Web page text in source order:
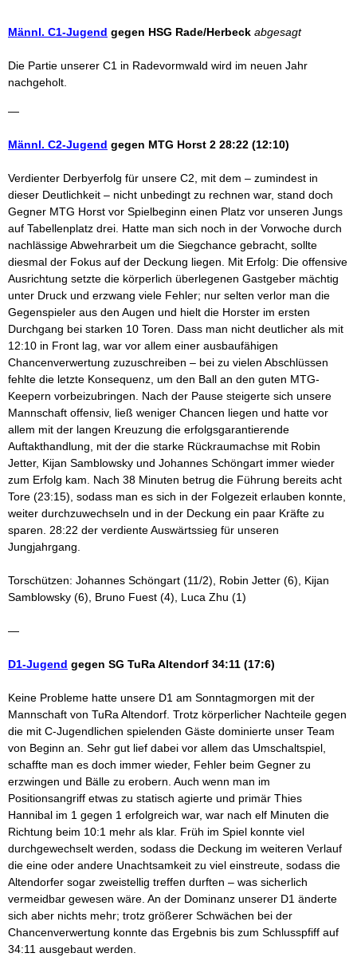
Männl. C1-Jugend gegen HSG Rade/Herbeck abgesagt
Die Partie unserer C1 in Radevormwald wird im neuen Jahr
nachgeholt.
—
Männl. C2-Jugend gegen MTG Horst 2 28:22 (12:10)
Verdienter Derbyerfolg für unsere C2, mit dem – zumindest in
dieser Deutlichkeit – nicht unbedingt zu rechnen war, stand doch
Gegner MTG Horst vor Spielbeginn einen Platz vor unseren Jungs
auf Tabellenplatz drei. Hatte man sich noch in der Vorwoche durch
nachlässige Abwehrarbeit um die Siegchance gebracht, sollte
diesmal der Fokus auf der Deckung liegen. Mit Erfolg: Die offensive
Ausrichtung setzte die körperlich überlegenen Gastgeber mächtig
unter Druck und erzwang viele Fehler; nur selten verlor man die
Gegenspieler aus den Augen und hielt die Horster im ersten
Durchgang bei starken 10 Toren. Dass man nicht deutlicher als mit
12:10 in Front lag, war vor allem einer ausbaufähigen
Chancenverwertung zuzuschreiben – bei zu vielen Abschlüssen
fehlte die letzte Konsequenz, um den Ball an den guten MTG-
Keepern vorbeizubringen. Nach der Pause steigerte sich unsere
Mannschaft offensiv, ließ weniger Chancen liegen und hatte vor
allem mit der langen Kreuzung die erfolgsgarantierende
Auftakthandlung, mit der die starke Rückraumachse mit Robin
Jetter, Kijan Samblowsky und Johannes Schöngart immer wieder
zum Erfolg kam. Nach 38 Minuten betrug die Führung bereits acht
Tore (23:15), sodass man es sich in der Folgezeit erlauben konnte,
weiter durchzuwechseln und in der Deckung ein paar Kräfte zu
sparen. 28:22 der verdiente Auswärtssieg für unseren
Jungjahrgang.
Torschützen: Johannes Schöngart (11/2), Robin Jetter (6), Kijan
Samblowsky (6), Bruno Fuest (4), Luca Zhu (1)
—
D1-Jugend gegen SG TuRa Altendorf 34:11 (17:6)
Keine Probleme hatte unsere D1 am Sonntagmorgen mit der
Mannschaft von TuRa Altendorf. Trotz körperlicher Nachteile gegen
die mit C-Jugendlichen spielenden Gäste dominierte unser Team
von Beginn an. Sehr gut lief dabei vor allem das Umschaltspiel,
schaffte man es doch immer wieder, Fehler beim Gegner zu
erzwingen und Bälle zu erobern. Auch wenn man im
Positionsangriff etwas zu statisch agierte und primär Thies
Hannibal im 1 gegen 1 erfolgreich war, war nach elf Minuten die
Richtung beim 10:1 mehr als klar. Früh im Spiel konnte viel
durchgewechselt werden, sodass die Deckung im weiteren Verlauf
die eine oder andere Unachtsamkeit zu viel einstreute, sodass die
Altendorfer sogar zweistellig treffen durften – was sicherlich
vermeidbar gewesen wäre. An der Dominanz unserer D1 änderte
sich aber nichts mehr; trotz größerer Schwächen bei der
Chancenverwertung konnte das Ergebnis bis zum Schlusspfiff auf
34:11 ausgebaut werden.